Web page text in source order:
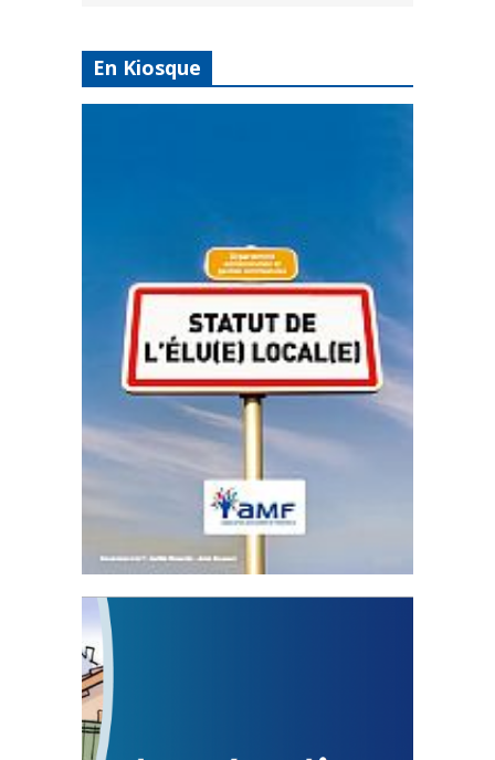
En Kiosque
Statut de l’élu local
3 avril 2024
Mise à jour avril 2024
FEUILLETER